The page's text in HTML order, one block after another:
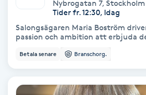
Spa-manikyr
Spa-pedikyr
Stylist
Nybrogatan 7, Stockholm
Tider fr. 12:30, Idag
Salongsägaren Maria Boström
passion och ambition att erbjuda
Betala senare Branschorg.